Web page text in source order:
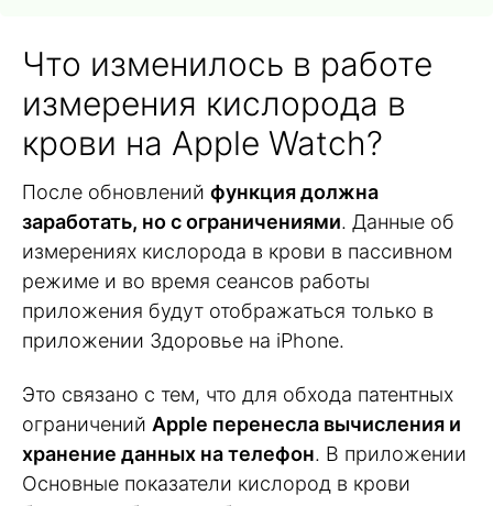
Что изменилось в работе
измерения кислорода в
крови на Apple Watch?
После обновлений функция должна
заработать, но с ограничениями. Данные об
измерениях кислорода в крови в пассивном
режиме и во время сеансов работы
приложения будут отображаться только в
приложении Здоровье на iPhone.
Это связано с тем, что для обхода патентных
ограничений Apple перенесла вычисления и
хранение данных на телефон. В приложении
Основные показатели кислород в крови